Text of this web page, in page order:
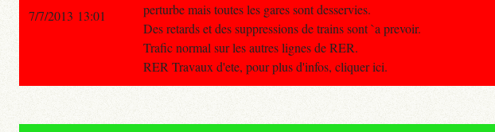
perturbe mais toutes les gares sont desservies.
Des retards et des suppressions de trains sont `a prevoir.
Trafic normal sur les autres lignes de RER.
RER Travaux d'ete, pour plus d'infos, cliquer ici.
7/7/2013 13:01